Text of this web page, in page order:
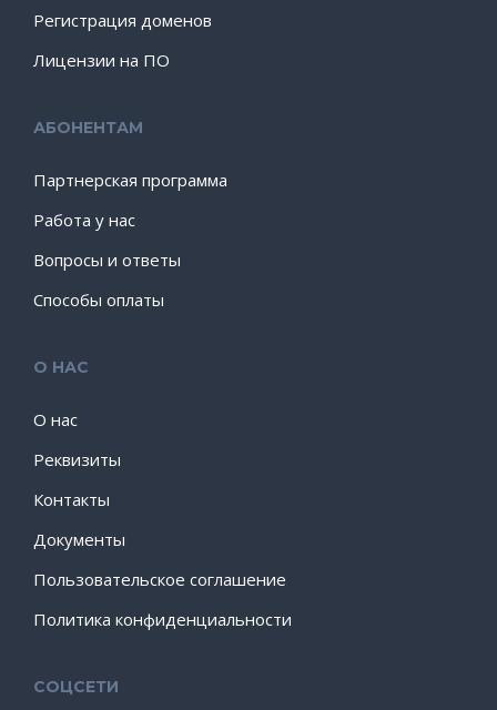
Регистрация доменов
Лицензии на ПО
АБОНЕНТАМ
Партнерская программа
Работа у нас
Вопросы и ответы
Способы оплаты
О НАС
О нас
Реквизиты
Контакты
Документы
Пользовательское соглашение
Политика конфиденциальности
СОЦСЕТИ